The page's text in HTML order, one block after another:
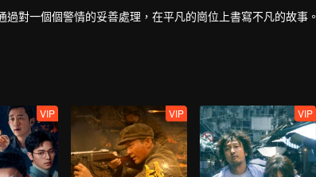
對一個個警情的妥善處理，在平凡的崗位上書寫不凡的故事。
VIP VIP VIP